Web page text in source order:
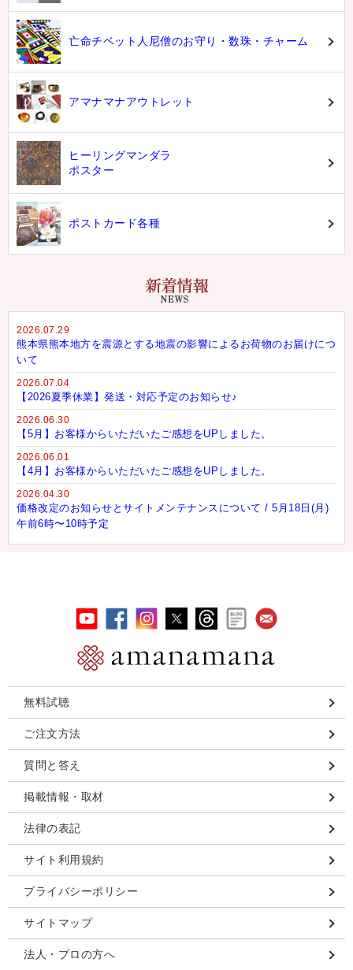
亡命チベット人尼僧のお守り・数珠・チャーム
アマナマナアウトレット
ヒーリングマンダラ
ポスター
ポストカード各種
2026.07.29
熊本県熊本地方を震源とする地震の影響によるお荷物のお届けにつ
いて
2026.07.04
【2026夏季休業】発送・対応予定のお知らせ♪
2026.06.30
【5月】お客様からいただいたご感想をUPしました。
2026.06.01
【4月】お客様からいただいたご感想をUPしました。
2026.04.30
価格改定のお知らせとサイトメンテナンスについて / 5月18日(月)
午前6時〜10時予定
無料試聴
ご注文方法
質問と答え
掲載情報・取材
法律の表記
サイト利用規約
プライバシーポリシー
サイトマップ
法人・プロの方へ